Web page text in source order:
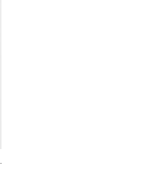
Talíř mělký | Dim Sum | KZW x Nalejto